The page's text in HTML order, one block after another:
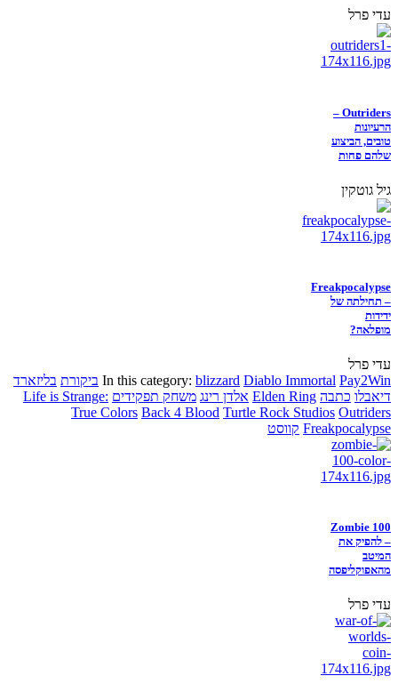
עדי פרל
Outriders –
הרעיונות
טובים, הביצוע
שלהם פחות
גיל גוטקין
Freakpocalypse
– תחילתה של
ידידות
מופלאה?
עדי פרל
In this category: blizzard Diablo Immortal Pay2Win ביקורת בליזארד
דיאבלו כתבה Elden Ring אלדן רינג משחק תפקידים Life is Strange:
True Colors Back 4 Blood Turtle Rock Studios Outriders
Freakpocalypse קווסט
Zombie 100
– להפיק את
המיטב
מהאפוקליפסה
עדי פרל